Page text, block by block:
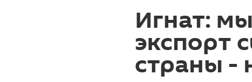
Игнат:
экспорт
страны -